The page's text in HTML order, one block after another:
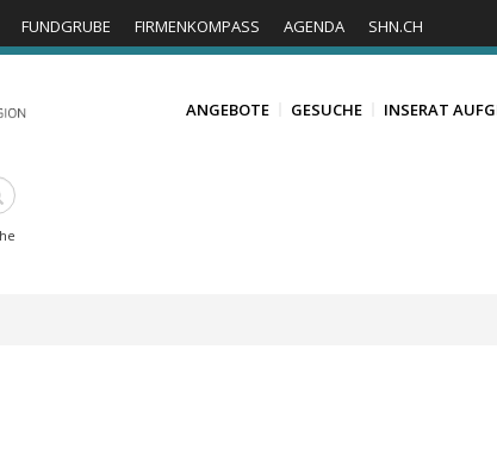
FUNDGRUBE FIRMENKOMPASS AGENDA SHN.CH
ANGEBOTE GESUCHE INSERAT